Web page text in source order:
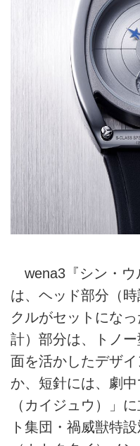
wena3『シン・ウ
は、ヘッド部分（
クルがセットにな
計）部分は、トノ
面を活かしたデザ
か、短針には、劇
（カイジュウ）」
ト集団・禍威獣特